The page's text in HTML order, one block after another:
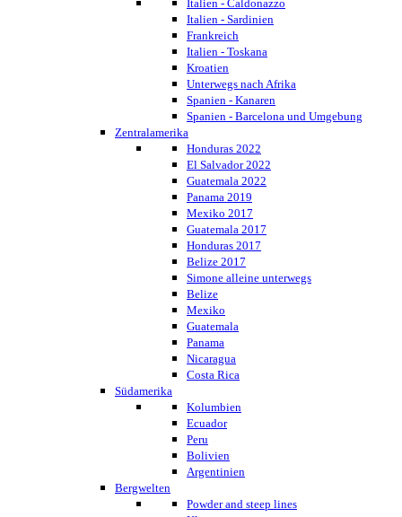
Italien - Caldonazzo
Italien - Sardinien
Frankreich
Italien - Toskana
Kroatien
Unterwegs nach Afrika
Spanien - Kanaren
Spanien - Barcelona und Umgebung
Zentralamerika
Honduras 2022
El Salvador 2022
Guatemala 2022
Panama 2019
Mexiko 2017
Guatemala 2017
Honduras 2017
Belize 2017
Simone alleine unterwegs
Belize
Mexiko
Guatemala
Panama
Nicaragua
Costa Rica
Südamerika
Kolumbien
Ecuador
Peru
Bolivien
Argentinien
Bergwelten
Powder and steep lines